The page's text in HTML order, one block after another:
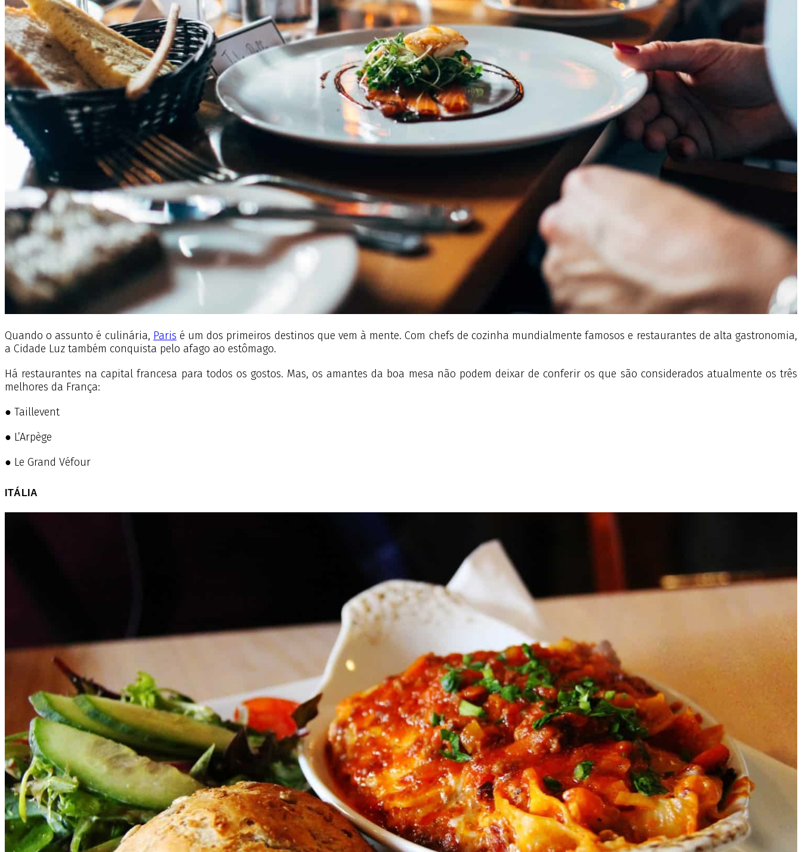
Quando o assunto é culinária, Paris é um dos primeiros destinos que vem à mente. Com chefs de cozinha mundialmente famosos e restaurantes de alta gastronomia,
a Cidade Luz também conquista pelo afago ao estômago.
Há restaurantes na capital francesa para todos os gostos. Mas, os amantes da boa mesa não podem deixar de conferir os que são considerados atualmente os três
melhores da França:
● Taillevent
● L’Arpège
● Le Grand Véfour
ITÁLIA